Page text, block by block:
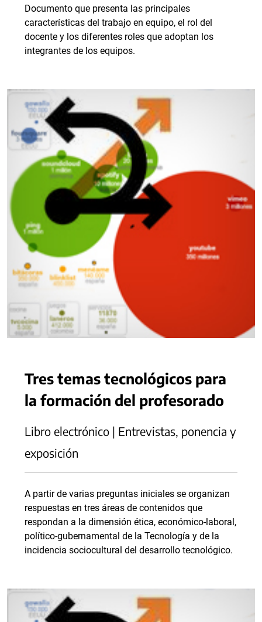
Documento que presenta las principales
características del trabajo en equipo, el rol del
docente y los diferentes roles que adoptan los
integrantes de los equipos.
Tres temas tecnológicos para
la formación del profesorado
Libro electrónico | Entrevistas, ponencia y
exposición
A partir de varias preguntas iniciales se organizan
respuestas en tres áreas de contenidos que
respondan a la dimensión ética, económico-laboral,
político-gubernamental de la Tecnología y de la
incidencia sociocultural del desarrollo tecnológico.